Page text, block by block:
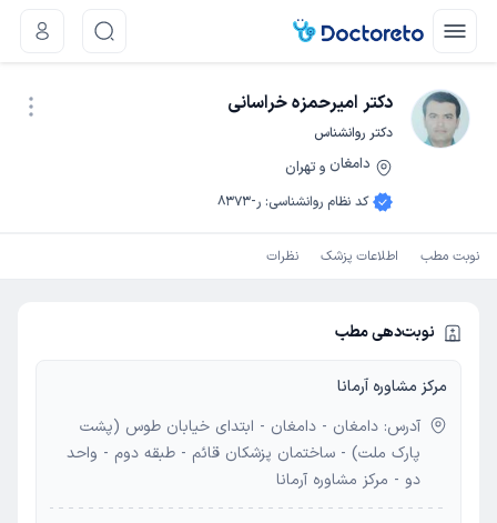
دکتر امیرحمزه خراسانی
دکتر روانشناس
دامغان و تهران
کد نظام روانشناسی: ر-8373
نوبت مطب اطلاعات پزشک نظرات
نوبت‌دهی مطب
مرکز مشاوره آرمانا
آدرس: دامغان - دامغان - ابتدای خیابان طوس (پشت
پارک ملت) - ساختمان پزشکان قائم - طبقه دوم - واحد
دو - مرکز مشاوره آرمانا